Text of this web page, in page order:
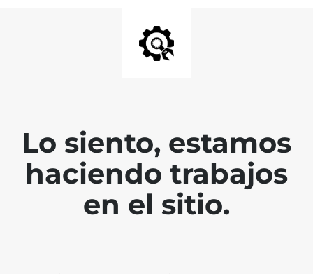
Lo siento, estamos
haciendo trabajos
en el sitio.